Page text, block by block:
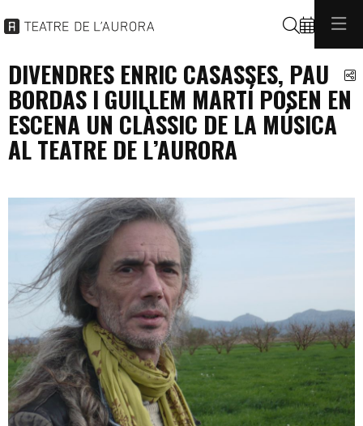
Buscar
DIVENDRES ENRIC CASASSES, PAU
BORDAS I GUILLEM MARTÍ POSEN EN
ESCENA UN CLÀSSIC DE LA MÚSICA
AL TEATRE DE L’AURORA